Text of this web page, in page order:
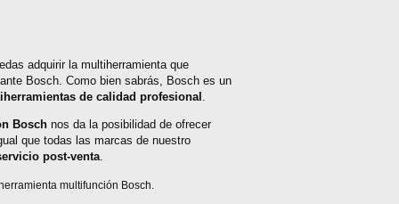
adquirir la multiherramienta que
Bosch. Como bien sabrás, Bosch es un
de calidad profesional
Bosch nos da la posibilidad de ofrecer
que todas las marcas de nuestro
post-venta
multifunción Bosch.